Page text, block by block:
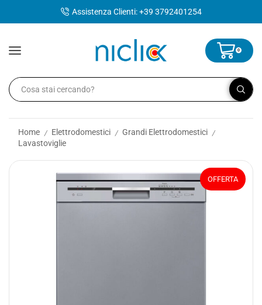
Assistenza Clienti: +39 3792401254
0
Home / Elettrodomestici / Grandi Elettrodomestici /
Lavastoviglie
OFFERTA